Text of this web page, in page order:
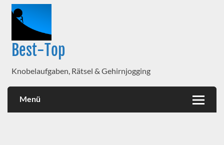
Best-Top
Knobelaufgaben, Rätsel & Gehirnjogging
Menü